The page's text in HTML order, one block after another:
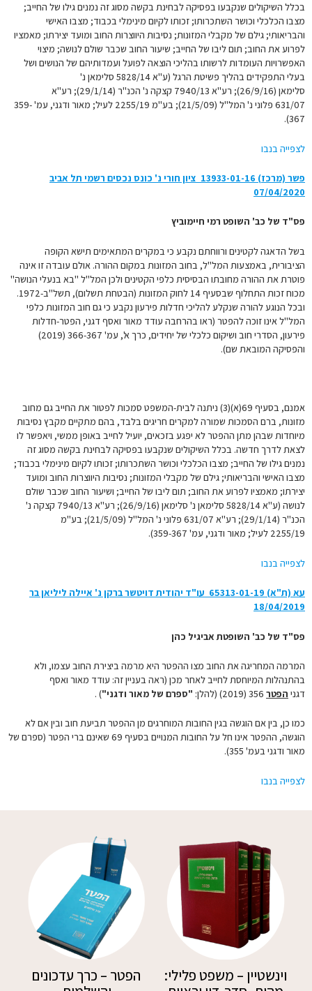
בכלל השיקולים שנקבעו בפסיקה לבחינת בקשה מסוג זה נמנים גילו של החייב;
מצבו הכלכלי וכושר השתכרותו; זכותו לקיום מינימלי בכבוד; מצבו האישי
והבריאותי; גילם של מקבלי המזונות; נסיבות היווצרות החוב ומועד יצירתו; מאמציו
לפרוע את החוב; תום ליבו של החייב; שיעור החוב שכבר שולם לנושה; מיצוי
האפשרויות העומדות לרשותו בהליכי הוצאה לפועל ועמדותיהם של הנושים ושל
בעלי התפקידים בהליך פשיטת הרגל (ע"א 5828/14 סלימאן נ'
סלימאן (26/9/16); רע"א 7940/13 קצקה נ' הכנ"ר (29/1/14); רע"א
631/07 פלוני נ' המל"ל (21/5/09); בע"מ 2255/19 לעיל; מאור ודגני, עמ' 359-
367).
לצפייה בנבו
פשר (מרכז) 13933-01-16 ציון חורי נ' כונס נכסים רשמי תל אביב
07/04/2020
פס"ד של כב' השופט רמי חיימוביץ
בשל הדאגה לקטינים ורווחתם נקבע כי במקרים המתאימים תישא הקופה
הציבורית, באמצעות המל"ל, בחוב המזונות במקום ההורה. אולם עובדה זו אינה
פוטרת את ההורה מחובתו הבסיסית כלפי הקטינים ולכן המל"ל "בא בנעלי הנושה"
מכוח זכות התחלוף שבסעיף 14 לחוק המזונות (הבטחת תשלום), תשל"ב-1972.
ובכל הנוגע להורה שנקלע להליכי חדלות פירעון נקבע כי גם חוב המזונות כלפי
המל"ל אינו זוכה להפטר (ראו בהרחבה עודד מאור ואסף דגני, הפטר-חדלות
פירעון, הסדרי חוב ושיקום כלכלי של יחידים, כרך א', עמ' 366-367 (2019)
והפסיקה המובאת שם).
אמנם, בסעיף 69(א)(3) ניתנה לבית-המשפט סמכות לפטור את החייב גם מחוב
מזונות, ברם הסמכות שמורה למקרים חריגים בלבד, בהם מתקיים מקבץ נסיבות
מיוחדות שבהן מתן ההפטר לא יפגע בזכאים, יועיל לחייב באופן ממשי, ויאפשר לו
לצאת לדרך חדשה. בכלל השיקולים שנקבעו בפסיקה לבחינת בקשה מסוג זה
נמנים גילו של החייב; מצבו הכלכלי וכושר השתכרותו; זכותו לקיום מינימלי בכבוד;
מצבו האישי והבריאותי; גילם של מקבלי המזונות; נסיבות היווצרות החוב ומועד
יצירתו; מאמציו לפרוע את החוב; תום ליבו של החייב; ושיעור החוב שכבר שולם
לנושה (ע"א 5828/14 סלימאן נ' סלימאן (26/9/16); רע"א 7940/13 קצקה נ'
הכנ"ר (29/1/14); רע"א 631/07 פלוני נ' המל"ל (21/5/09); בע"מ
2255/19 לעיל; מאור ודגני, עמ' 359-367).
לצפייה בנבו
עא (ת"א) 65313-01-19‏ ‏ עו"ד יהודית דויטשר ברקן נ' איילה ליליאן בר
18/04/2019
פס"ד של כב' השופטת אביגיל כהן
המרמה המחריגה את החוב מצו ההפטר היא מרמה ביצירת החוב עצמו, ולא
בהתנהלות המיוחסת לחייב לאחר מכן (ראה בעניין זה: עודד מאור ואסף
דגני הפטר "ספרם של מאור ודגני") .
כמו כן, בין אם הוגשה בגין החובות המוחרגים מן ההפטר תביעת חוב ובין אם לא
הוגשה, ההפטר אינו חל על החובות המנויים בסעיף 69 שאינם ברי הפטר (ספרם של
מאור ודגני בעמ' 355).
לצפייה בנבו
וינשטיין – משפט פלילי:
המקורי
היה:
3,540.00 ₪.
הנוכחי
הוא:
2,950.00 ₪.
הפטר – כרך עדכונים